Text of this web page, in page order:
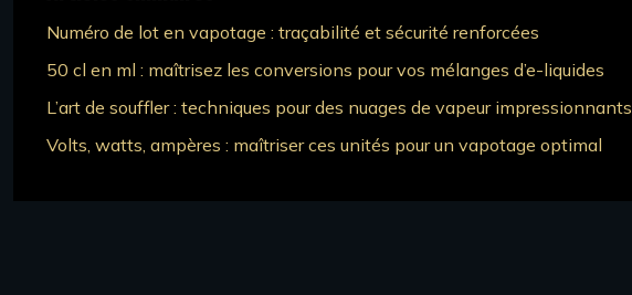
Numéro de lot en vapotage : traçabilité et sécurité renforcées
50 cl en ml : maîtrisez les conversions pour vos mélanges d’e-liquides
L’art de souffler : techniques pour des nuages de vapeur impressionnants
Volts, watts, ampères : maîtriser ces unités pour un vapotage optimal